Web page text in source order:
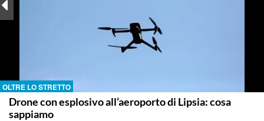
OLTRE LO STRETTO
Drone con esplosivo all’aeroporto di Lipsia: cosa
sappiamo